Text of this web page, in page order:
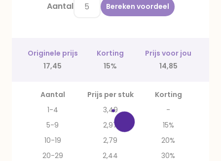
Aantal Bereken voordeel
Originele prijs Korting
Prijs voor jou
17,45
15% 14,85
Aantal Prijs per stuk
Korting
1-4
3,49
-
5-9
2,97
15%
10-19
2,79
20%
20-29
2,44
30%